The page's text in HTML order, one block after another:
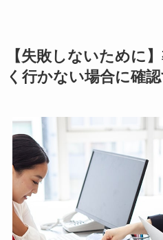
【失敗しないために
く行かない場合に確